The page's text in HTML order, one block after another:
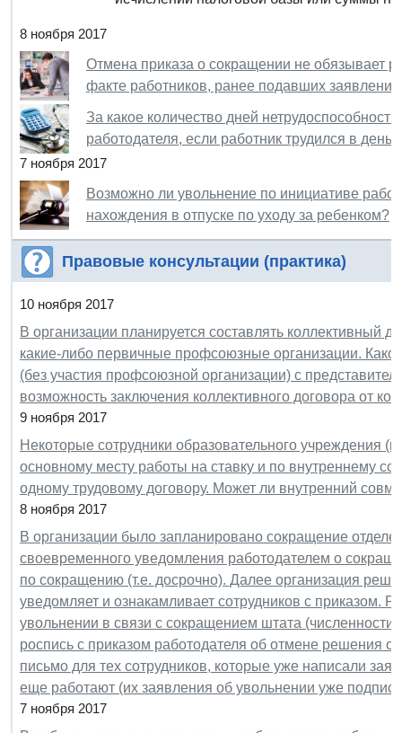
8 ноября 2017
Отмена приказа о сокращении не обязывает
факте работников, ранее подавших
За какое количество дней
работодателя, если работник трудился в день
7 ноября 2017
Возможно ли увольнение по инициативе
нахождения в отпуске по уходу за ребенком?
Правовые консультации (практика)
10 ноября 2017
В организации планируется составлять коллективный
какие-либо первичные профсоюзные организации.
(без участия профсоюзной организации) с
возможность заключения коллективного договора от
9 ноября 2017
Некоторые сотрудники образовательного учреждения
основному месту работы на ставку и по внутреннему
одному трудовому договору. Может ли внутренний
8 ноября 2017
В организации было запланировано сокращение
своевременного уведомления работодателем о
по сокращению (т.е. досрочно). Далее организация
уведомляет и ознакамливает сотрудников с приказом.
увольнении в связи с сокращением штата
роспись с приказом работодателя об отмене решения
письмо для тех сотрудников, которые уже написали
еще работают (их заявления об увольнении уже
7 ноября 2017